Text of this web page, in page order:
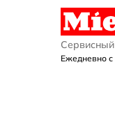
Ежедневно с